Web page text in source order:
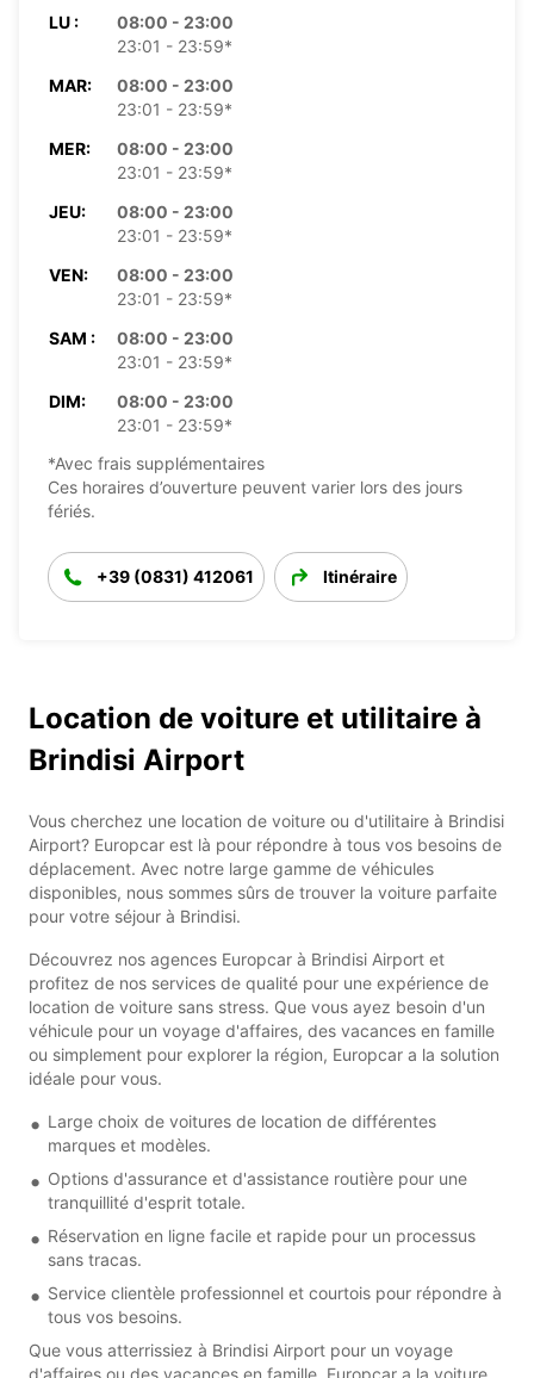
LU :
08:00 - 23:00
23:01 - 23:59*
MAR:
08:00 - 23:00
23:01 - 23:59*
MER:
08:00 - 23:00
23:01 - 23:59*
JEU:
08:00 - 23:00
23:01 - 23:59*
VEN:
08:00 - 23:00
23:01 - 23:59*
SAM :
08:00 - 23:00
23:01 - 23:59*
DIM:
08:00 - 23:00
23:01 - 23:59*
*Avec frais supplémentaires
Ces horaires d’ouverture peuvent varier lors des jours
fériés.
+39 (0831) 412061 Itinéraire
Location de voiture et utilitaire à
Brindisi Airport
Vous cherchez une location de voiture ou d'utilitaire à Brindisi
Airport? Europcar est là pour répondre à tous vos besoins de
déplacement. Avec notre large gamme de véhicules
disponibles, nous sommes sûrs de trouver la voiture parfaite
pour votre séjour à Brindisi.
Découvrez nos agences Europcar à Brindisi Airport et
profitez de nos services de qualité pour une expérience de
location de voiture sans stress. Que vous ayez besoin d'un
véhicule pour un voyage d'affaires, des vacances en famille
ou simplement pour explorer la région, Europcar a la solution
idéale pour vous.
Large choix de voitures de location de différentes
marques et modèles.
Options d'assurance et d'assistance routière pour une
tranquillité d'esprit totale.
Réservation en ligne facile et rapide pour un processus
sans tracas.
Service clientèle professionnel et courtois pour répondre à
tous vos besoins.
Que vous atterrissiez à Brindisi Airport pour un voyage
d'affaires ou des vacances en famille, Europcar a la voiture